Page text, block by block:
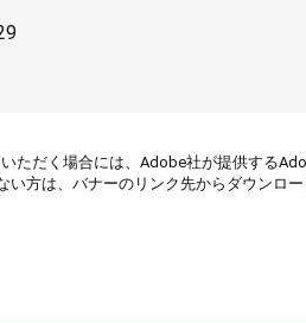
ただく場合には、Adobe社が提供する
い方は、バナーのリンク先からダウンロー